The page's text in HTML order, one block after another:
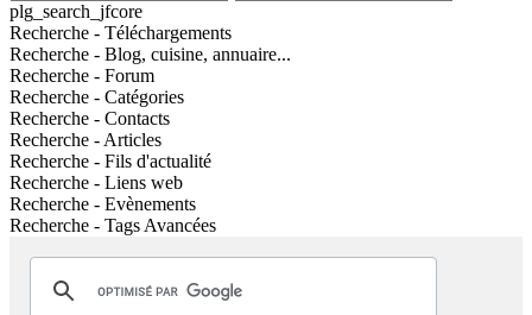
plg_search_jfcore
Recherche - Téléchargements
Recherche - Blog, cuisine, annuaire...
Recherche - Forum
Recherche - Catégories
Recherche - Contacts
Recherche - Articles
Recherche - Fils d'actualité
Recherche - Liens web
Recherche - Evènements
Recherche - Tags Avancées